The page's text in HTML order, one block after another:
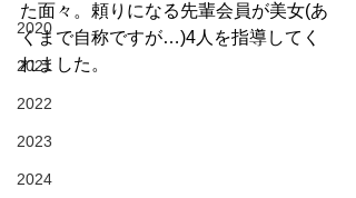
2020
2021
2022
2023
2024
た面々。頼りになる先輩会員が美女(あ
くまで自称ですが…)4人を指導してく
れました。